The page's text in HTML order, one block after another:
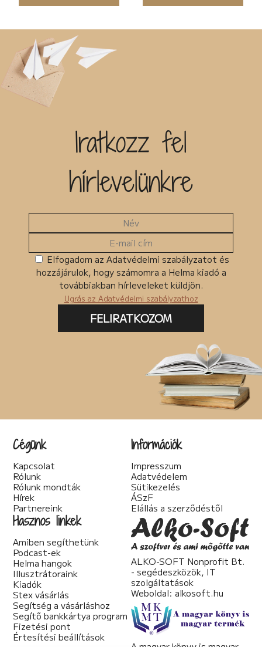
Iratkozz fel
hírlevelünkre
Elfogadom az Adatvédelmi szabályzatot és
hozzájárulok, hogy számomra a Helma kiadó a
továbbiakban hírleveleket küldjön.
Ugrás az Adatvédelmi szabályzathoz
FELIRATKOZOM
Cégünk
Kapcsolat
Rólunk
Rólunk mondták
Hírek
Partnereink
Információk
Impresszum
Adatvédelem
Sütikezelés
ÁSzF
Elállás a szerződéstől
Hasznos linkek
Amiben segíthetünk
Podcast-ek
Helma hangok
Illusztrátoraink
Kiadók
Stex vásárlás
Segítség a vásárláshoz
Segítő bankkártya program
Fizetési pont
Értesítési beállítások
ALKO-SOFT Nonprofit Bt.
- segédeszközök, IT
szolgáltatások
Weboldal: alkosoft.hu